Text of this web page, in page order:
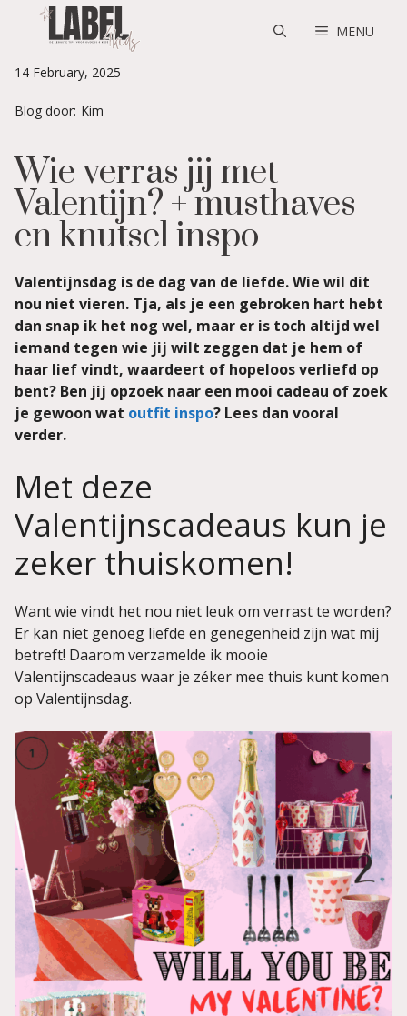
MENU
14 February, 2025
Blog door: Kim
Wie verras jij met
Valentijn? + musthaves
en knutsel inspo
Valentijnsdag is de dag van de liefde. Wie wil dit
nou niet vieren. Tja, als je een gebroken hart hebt
dan snap ik het nog wel, maar er is toch altijd wel
iemand tegen wie jij wilt zeggen dat je hem of
haar lief vindt, waardeert of hopeloos verliefd op
bent? Ben jij opzoek naar een mooi cadeau of zoek
je gewoon wat outfit inspo? Lees dan vooral
verder.
Met deze
Valentijnscadeaus kun je
zeker thuiskomen!
Want wie vindt het nou niet leuk om verrast te worden?
Er kan niet genoeg liefde en genegenheid zijn wat mij
betreft! Daarom verzamelde ik mooie
Valentijnscadeaus waar je zéker mee thuis kunt komen
op Valentijnsdag.